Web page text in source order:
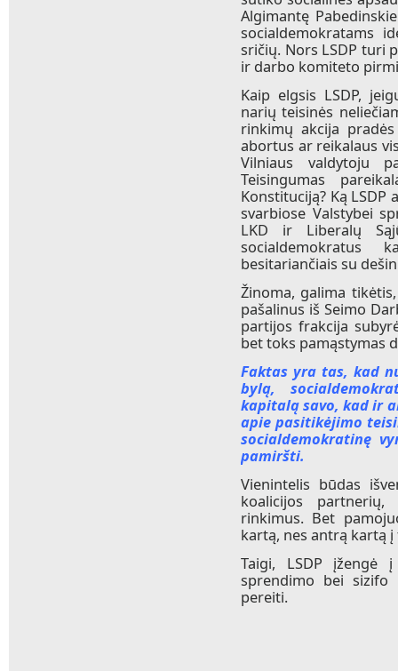
Algimantę
socialdemokratams
sričių. Nors LSDP turi
ir darbo komiteto
Kaip elgsis LSDP,
narių teisinės
rinkimų akcija
abortus ar reikalaus
Vilniaus valdytoju
Teisingumas
Konstituciją? Ką
svarbiose Valstybei
LKD ir Liberalų
socialdemokratus
besitariančiais su
Žinoma, galima
pašalinus iš Seimo
partijos frakcija
bet toks pamąstymas
Faktas yra tas, kad
bylą,
kapitalą savo, kad ir
apie pasitikėjimo
socialdemokratinę
pamiršti.
Vienintelis būdas
koalicijos
rinkimus. Bet
kartą, nes antrą kartą
Taigi, LSDP įžengė
sprendimo bei sizifo
pereiti.